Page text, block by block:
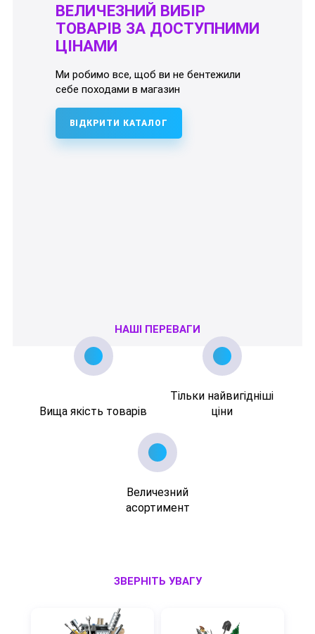
ВЕЛИЧЕЗНИЙ ВИБІР
ТОВАРІВ ЗА ДОСТУПНИМИ
ЦІНАМИ
Ми робимо все, щоб ви не бентежили
себе походами в магазин
ВІДКРИТИ КАТАЛОГ
НАШІ ПЕРЕВАГИ
Вища якість товарів
Тільки найвигідніші
ціни
Величезний
асортимент
ЗВЕРНІТЬ УВАГУ